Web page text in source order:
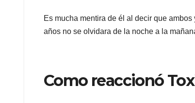
Es mucha mentira de él al decir que
años no se olvidara de la noche a la
Como reaccionó